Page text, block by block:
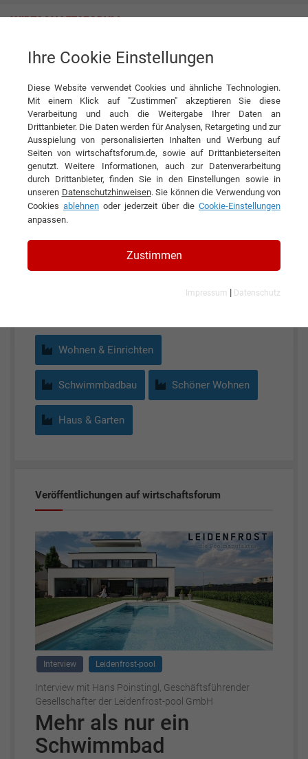
Leidenfrost-pool GmbH
KONTAKT
Leidenfrost-pool GmbH
Wohnen & Einrichten
Schwimmbadbau Schöner Wohnen
Haus & Garten
Veröffentlichungen auf wirtschaftsforum
Interview Leidenfrost-pool
Interview mit Hans Poinstingl, Geschäftsführender
Gesellschafter der Leidenfrost-pool GmbH
Mehr als nur ein
Schwimmbad
Ihre Cookie Einstellungen
Diese Website verwendet Cookies und ähnliche Technologien.
Mit einem Klick auf "Zustimmen" akzeptieren Sie diese
Verarbeitung und auch die Weitergabe Ihrer Daten an
Drittanbieter. Die Daten werden für Analysen, Retargeting und zur
Ausspielung von personalisierten Inhalten und Werbung auf
Seiten von wirtschaftsforum.de, sowie auf Drittanbieterseiten
genutzt. Weitere Informationen, auch zur Datenverarbeitung
durch Drittanbieter, finden Sie in den Einstellungen sowie in
unseren Datenschutzhinweisen. Sie können die Verwendung von
Cookies ablehnen oder jederzeit über die Cookie-Einstellungen
anpassen.
Zustimmen
Impressum | Datenschutz